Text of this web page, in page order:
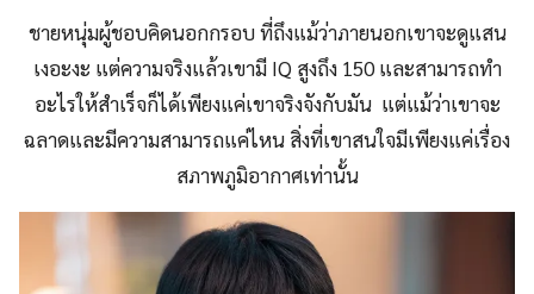
ชายหนุ่มผู้ชอบคิดนอกกรอบ ที่ถึงแม้ว่าภายนอกเขาจะดูแสน
เงอะงะ แต่ความจริงแล้วเขามี IQ สูงถึง 150 และสามารถทำ
อะไรให้สำเร็จก็ได้เพียงแค่เขาจริงจังกับมัน แต่แม้ว่าเขาจะ
ฉลาดและมีความสามารถแค่ไหน สิ่งที่เขาสนใจมีเพียงแค่เรื่อง
สภาพภูมิอากาศเท่านั้น